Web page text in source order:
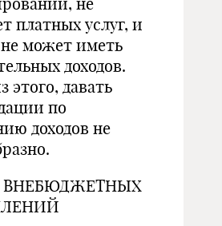
платных услуг, и
может иметь
доходов.
этого, давать
по
доходов не
ВНЕБЮДЖЕТНЫХ